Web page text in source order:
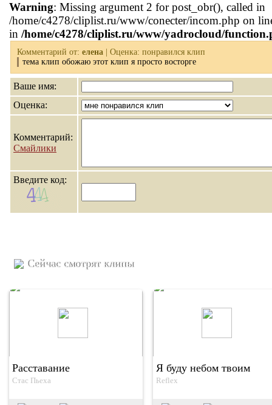
Warning: Missing argument 2 for post_obr(), called in
/home/c4278/cliplist.ru/www/conecter/incom.php on
in /home/c4278/cliplist.ru/www/yadrocloud/
Комментарий от: елена | Оценка: понравился клип
тема клип обожаю этот клип я просто восторге
Ваше имя:
Оценка:
Комментарий:
Смайлики
Введите код:
Сейчас смотрят клипы
Расставание
Стас Пьеха
Я буду небом твоим
Reflex